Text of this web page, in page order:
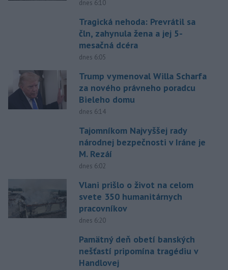
dnes 6:10
Tragická nehoda: Prevrátil sa
čln, zahynula žena a jej 5-
mesačná dcéra
dnes 6:05
Trump vymenoval Willa Scharfa
za nového právneho poradcu
Bieleho domu
dnes 6:14
Tajomníkom Najvyššej rady
národnej bezpečnosti v Iráne je
M. Rezáí
dnes 6:02
Vlani prišlo o život na celom
svete 350 humanitárnych
pracovníkov
dnes 6:20
Pamätný deň obetí banských
nešťastí pripomína tragédiu v
Handlovej